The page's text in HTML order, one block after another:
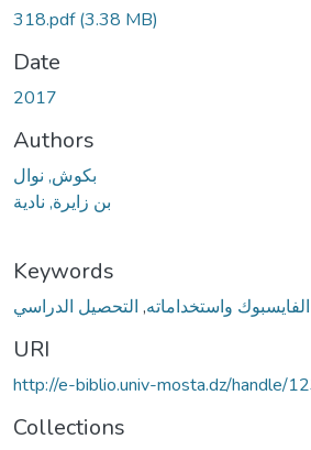
318.pdf(3.38 MB)
Date
2017
Authors
بكوش, نوال
بن زايرة, نادية
Keywords
واستخداماته, التحصيل الدراسي
URI
http://e-biblio.univ-mosta.dz/handle/
Collections